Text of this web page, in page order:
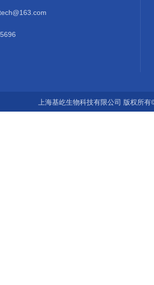
上海基屹生物科技有限公司 版权所